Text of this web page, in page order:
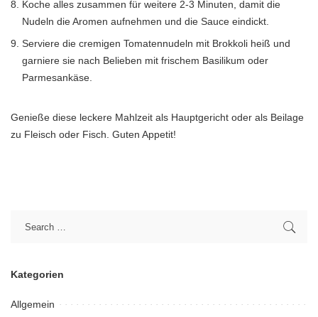
Koche alles zusammen für weitere 2-3 Minuten, damit die
Nudeln die Aromen aufnehmen und die Sauce eindickt.
Serviere die cremigen Tomatennudeln mit Brokkoli heiß und
garniere sie nach Belieben mit frischem Basilikum oder
Parmesankäse.
Genieße diese leckere Mahlzeit als Hauptgericht oder als Beilage
zu Fleisch oder Fisch. Guten Appetit!
Kategorien
Allgemein